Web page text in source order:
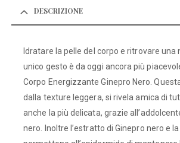
DESCRIZIONE
Idratare la pelle del corpo e ritrovare una
unico gesto è da oggi ancora più
Corpo Energizzante Ginepro Nero.
dalla texture leggera, si rivela amica di
anche la più delicata, grazie
nero. Inoltre l’estratto di Ginepro nero e